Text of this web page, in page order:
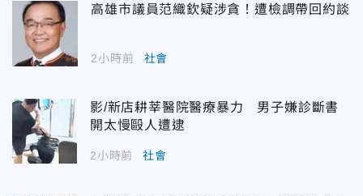
高雄市議員范織欽疑涉貪！遭檢調帶回約談
2小時前 社會
影/新店耕莘醫院醫療暴力 男子嫌診斷書
開太慢毆人遭逮
2小時前 社會